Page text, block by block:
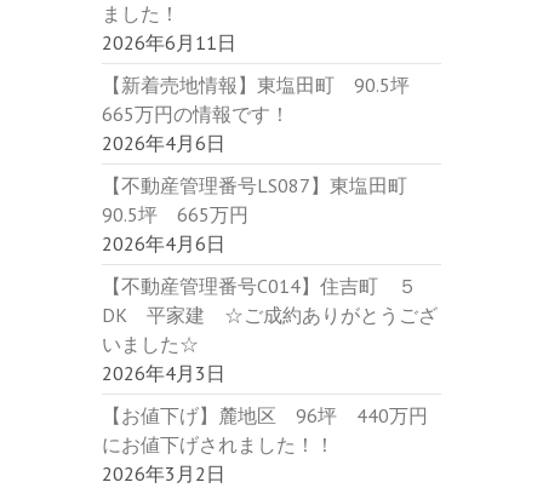
ました！
2026年6月11日
【新着売地情報】東塩田町 90.5坪
665万円の情報です！
2026年4月6日
【不動産管理番号LS087】東塩田町
90.5坪 665万円
2026年4月6日
【不動産管理番号C014】住吉町 ５
DK 平家建 ☆ご成約ありがとうござ
いました☆
2026年4月3日
【お値下げ】麓地区 96坪 440万円
にお値下げされました！！
2026年3月2日